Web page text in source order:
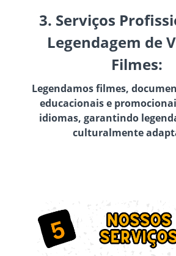
3. Serviços
Legendagem de
Filmes:
Legendamos filmes,
educacionais e
idiomas, garantindo
culturalmente